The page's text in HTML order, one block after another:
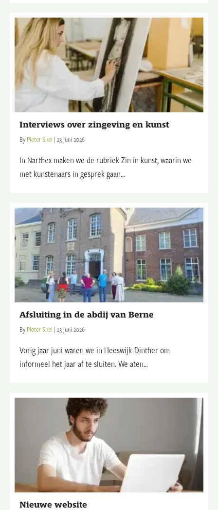
Interviews over zingeving en kunst
By Pieter Snel | 23 juni 2026
In Narthex maken we de rubriek Zin in kunst, waarin we
met kunstenaars in gesprek gaan...
Afsluiting in de abdij van Berne
By Pieter Snel | 23 juni 2026
Vorig jaar juni waren we in Heeswijk-Dinther om
informeel het jaar af te sluiten. We aten...
Nieuwe website